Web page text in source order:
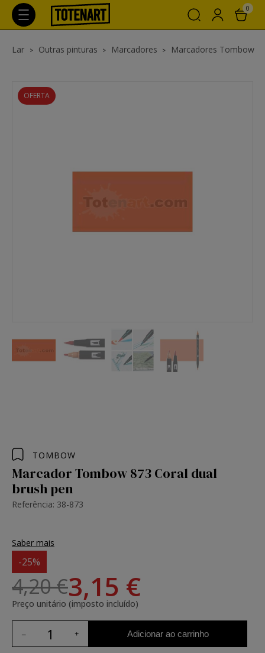
0
Lar Outras pinturas Marcadores Marcadores Tombow
OFERTA
TOMBOW
Marcador Tombow 873 Coral dual
brush pen
Referência: 38-873
Saber mais
-25%
4,20 €3,15 €
Preço unitário (imposto incluído)
Adicionar ao carrinho